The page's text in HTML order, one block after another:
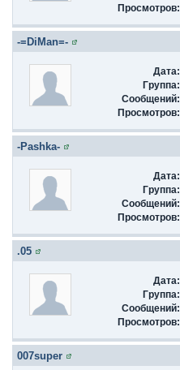
Просмотров:
-=DiMan=-
Дата:
Группа:
Сообщений:
Просмотров:
-Pashka-
Дата:
Группа:
Сообщений:
Просмотров:
.05
Дата:
Группа:
Сообщений:
Просмотров:
007super